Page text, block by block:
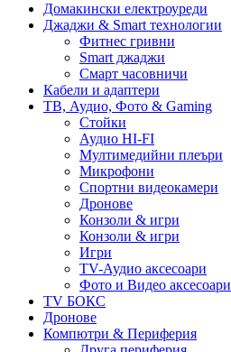
Домакински електроуреди
Джаджи & Smart технологии
Фитнес гривни
Smart джаджи
Смарт часовничи
Кабели и адаптери
ТВ, Аудио, Фото & Gaming
Стойки
Аудио HI-FI
Мултимедийни плеъри
Микрофони
Спортни видеокамери
Дронове
Конзоли & игри
Конзоли & игри
Игри
TV-Аудио аксесоари
Фото и Видео аксесоари
TV БОКС
Дронове
Компютри & Периферия